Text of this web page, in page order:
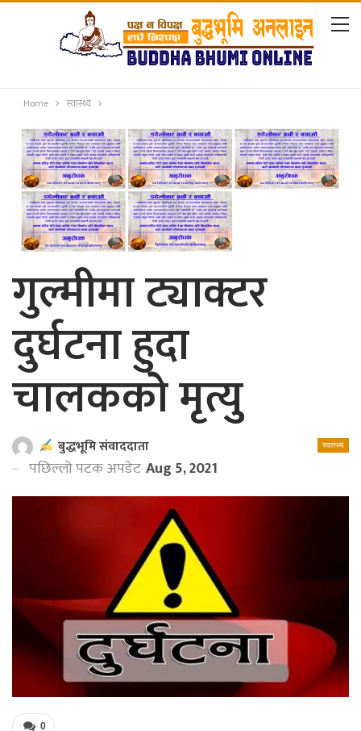
Home स्वास्थ्य
गुल्मीमा ट्याक्टर
दुर्घटना हुदा
चालककाे मृत्युु
स्वास्थ्य
बुद्धभूमि संवाददाता
पछिल्लो पटक अपडेट Aug 5, 2021
0